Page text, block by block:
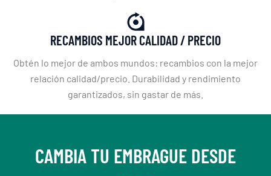
RECAMBIOS MEJOR CALIDAD / PRECIO
Obtén lo mejor de ambos mundos: recambios con la mejor
relación calidad/precio. Durabilidad y rendimiento
garantizados, sin gastar de más.
CAMBIA TU EMBRAGUE DESDE